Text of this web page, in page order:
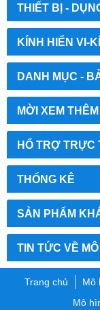
THIẾT BỊ -
KÍNH HIỂN VI-
DANH MỤC -
MỜI XEM THÊM
HỔ TRỢ TRỰC
THỐNG KÊ
SẢN PHẨM
TIN TỨC VỀ
Trang chủ Mô
Mô